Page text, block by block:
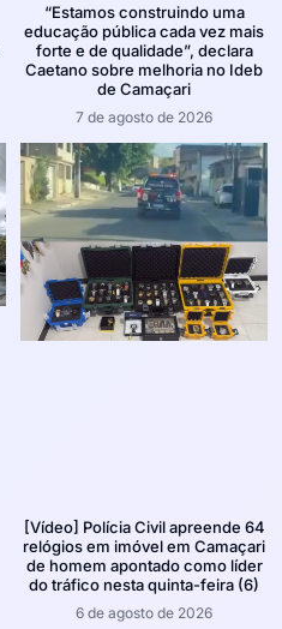
“Estamos construindo uma
educação pública cada vez mais
forte e de qualidade”, declara
Caetano sobre melhoria no Ideb
de Camaçari
7 de agosto de 2026
[Vídeo] Polícia Civil apreende 64
relógios em imóvel em Camaçari
de homem apontado como líder
do tráfico nesta quinta-feira (6)
6 de agosto de 2026